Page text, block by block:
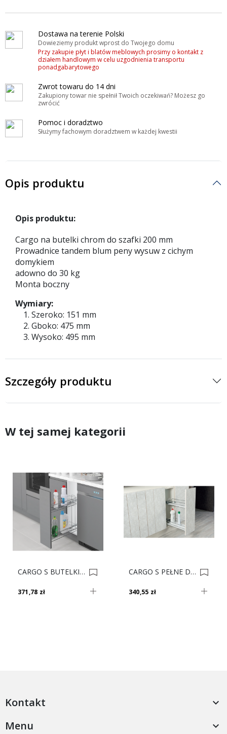
Dostawa na terenie Polski
Dowieziemy produkt wprost do Twojego domu
Przy zakupie płyt i blatów meblowych prosimy o kontakt z
działem handlowym w celu uzgodnienia transportu
ponadgabarytowego
Zwrot towaru do 14 dni
Zakupiony towar nie spełnił Twoich oczekiwań? Możesz go
zwrócić
Pomoc i doradztwo
Służymy fachowym doradztwem w każdej kwestii
Opis produktu
Opis produktu:
Cargo na butelki chrom do szafki 200 mm
Prowadnice tandem blum peny wysuw z cichym
domykiem
adowno do 30 kg
Monta boczny
Wymiary:
Szeroko: 151 mm
Gboko: 475 mm
Wysoko: 495 mm
Szczegóły produktu
W tej samej kategorii
CARGO S BUTELKI 30 Chrom PRAWE S-2444-C-02 0021542
371,78 zł
CARGO S PEŁNE DNO 15 II Chrom LEWE S-2478-C 0005207
340,55 zł
Kontakt 
Menu 